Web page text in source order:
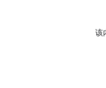
该